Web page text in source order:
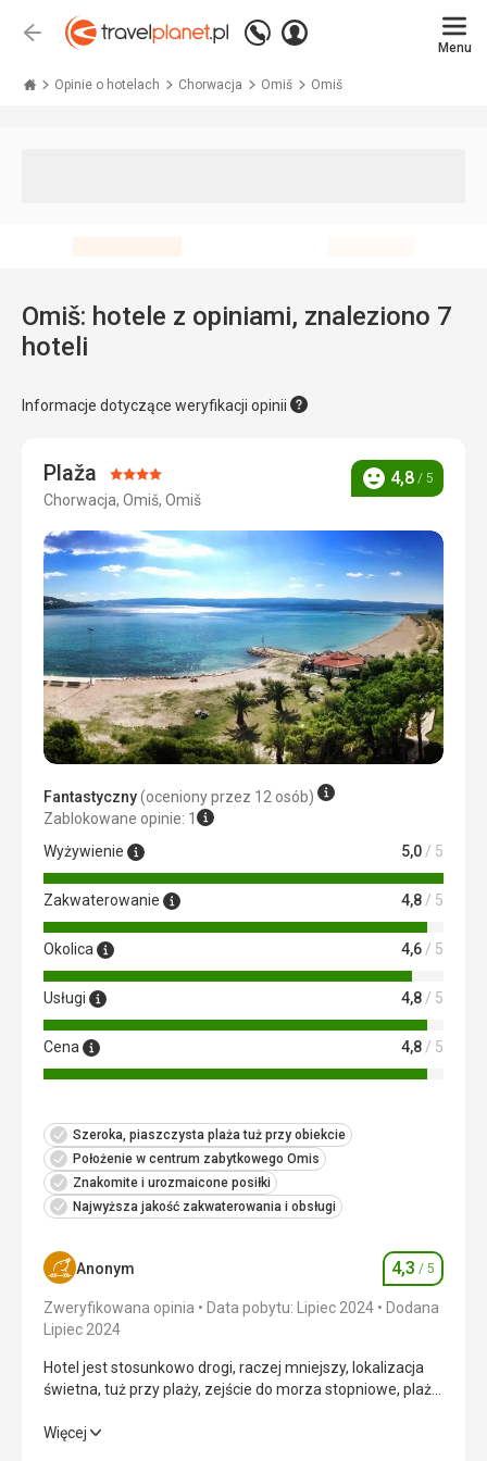
Wstecz
Zadzwoń
+48 71 771 76 55
Zaloguj
Menu
Opinie o hotelach Chorwacja Omiš Omiš
Omiš: hotele z opiniami, znaleziono 7
hoteli
Informacje dotyczące weryfikacji opinii
Plaža Ocena:
4/5
Chorwacja, Omiš, Omiš
Ocena
4,8 / 5
Fantastyczny(oceniony przez 12 osób)
Zablokowane opinie: 1
Wyżywienie
5,0 / 5
Zakwaterowanie 4,8 / 5
Okolica 4,6 / 5
Usługi 4,8 / 5
Cena 4,8 / 5
Szeroka, piaszczysta plaża tuż przy obiekcie
Położenie w centrum zabytkowego Omis
Znakomite i urozmaicone posiłki
Najwyższa jakość zakwaterowania i obsługi
Anonym Ocena
4,3 / 5
Zweryfikowana opinia Data pobytu: Lipiec 2024
Dodana
Lipiec 2024
Hotel jest stosunkowo drogi, raczej mniejszy, lokalizacja
świetna, tuż przy plaży, zejście do morza stopniowe, plaża
Hotel jest stosunkowo drogi, raczej mniejszy, lokalizacja
Więcej